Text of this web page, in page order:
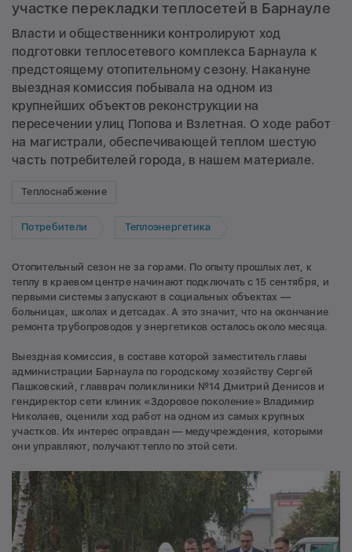
участке перекладки теплосетей в Барнауле
Власти и общественники контролируют ход
подготовки теплосетевого комплекса Барнаула к
предстоящему отопительному сезону. Накануне
выездная комиссия побывала на одном из
крупнейших объектов реконструкции на
пересечении улиц Попова и Взлетная. О ходе работ
на магистрали, обеспечивающей теплом шестую
часть потребителей города, в нашем материале.
Теплоснабжение
Потребители Теплоэнергетика
Отопительный сезон не за горами. По опыту прошлых лет, к
теплу в краевом центре начинают подключать с 15 сентября, и
первыми системы запускают в социальных объектах —
больницах, школах и детсадах. А это значит, что на окончание
ремонта трубопроводов у энергетиков осталось около месяца.
Выездная комиссия, в составе которой заместитель главы
администрации Барнаула по городскому хозяйству Сергей
Пашковский, главврач поликлиники №14 Дмитрий Денисов и
гендиректор сети клиник «Здоровое поколение» Владимир
Николаев, оценили ход работ на одном из самых крупных
участков. Их интерес оправдан — медучреждения, которыми
они управляют, получают тепло по этой сети.